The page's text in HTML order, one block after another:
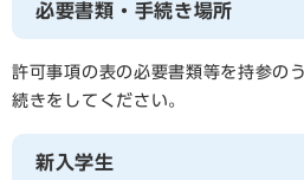
必要書類・手続き場所
許可事項の表の必要書類等を持参の
続きをしてください。
新入学生